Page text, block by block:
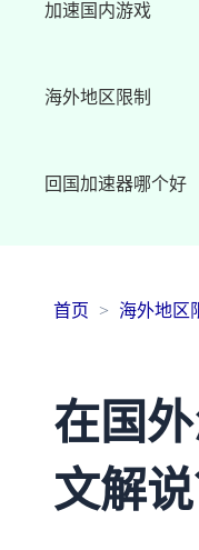
加速国内游戏
海外地区限制
回国加速器哪个好
首页 海外地区
在国
文解